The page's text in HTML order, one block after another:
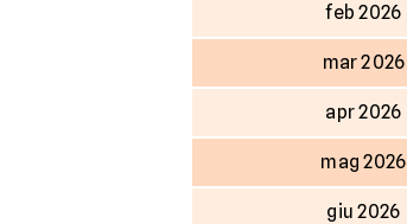
feb 2026
mar 2026
apr 2026
mag 2026
giu 2026